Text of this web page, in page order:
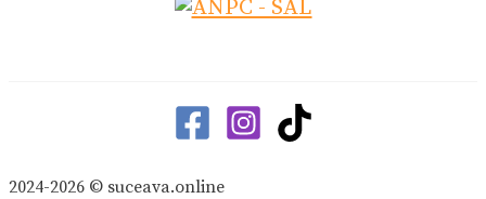
2024-2026 © suceava.online